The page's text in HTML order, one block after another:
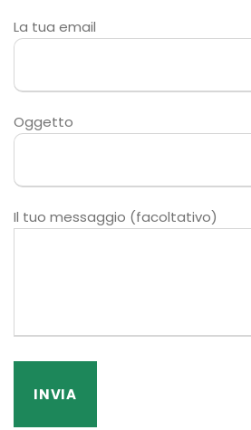
La tua email
Oggetto
Il tuo messaggio (facoltativo)